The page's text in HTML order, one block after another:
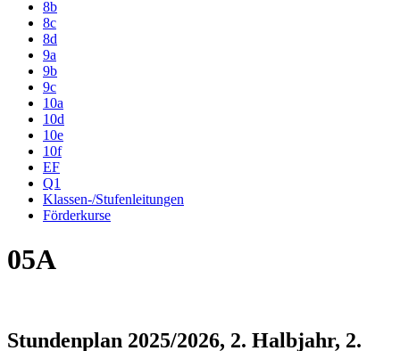
8b
8c
8d
9a
9b
9c
10a
10d
10e
10f
EF
Q1
Klassen-/Stufenleitungen
Förderkurse
05A
Stundenplan 2025/2026, 2. Halbjahr, 2.